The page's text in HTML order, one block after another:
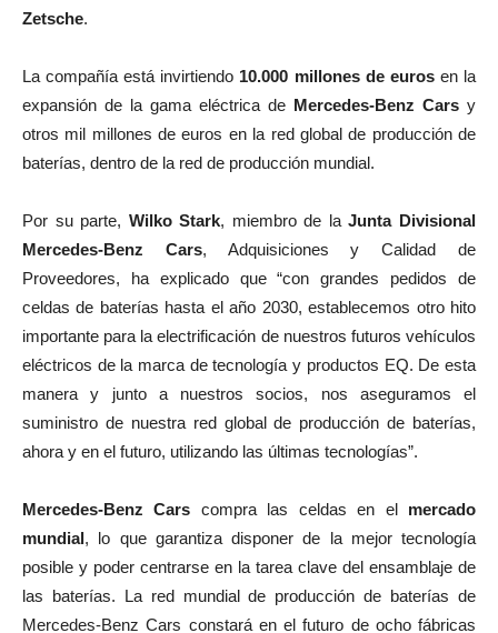
Zetsche.
La compañía está invirtiendo 10.000 millones de eurosen la
expansión de la gama eléctrica de Mercedes-Benz Cars y
otros mil millones de euros en la red global de producción de
baterías, dentro de la red de producción mundial.
Por su parte, Wilko Stark, miembro de laJunta Divisional
Mercedes-Benz Cars, Adquisiciones y Calidad de
Proveedores, ha explicado que “con grandes pedidos de
celdas de baterías hasta el año 2030, establecemos otro hito
importante para la electrificación de nuestros futuros vehículos
eléctricos de la marca de tecnología y productos EQ. De esta
manera y junto a nuestros socios, nos aseguramos el
suministro de nuestra red global de producción de baterías,
ahora y en el futuro, utilizando las últimas tecnologías”.
Mercedes-Benz Cars compra las celdas en el mercado
mundial, lo que garantiza disponer de la mejor tecnología
posible y poder centrarse en la tarea clave del ensamblaje de
las baterías. La red mundial de producción de baterías de
Mercedes-Benz Cars constará en el futuro de ocho fábricas